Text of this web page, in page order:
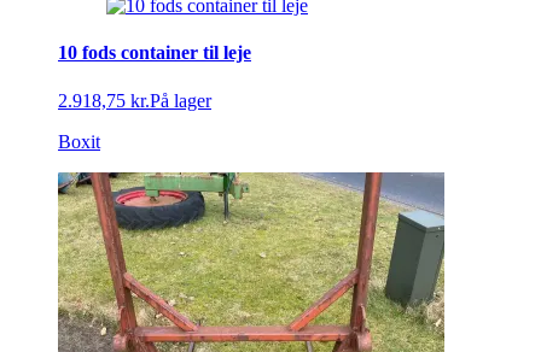
10 fods container til leje
2.918,75 kr.På lager
Boxit